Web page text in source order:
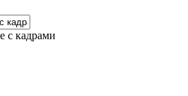
с кадрами